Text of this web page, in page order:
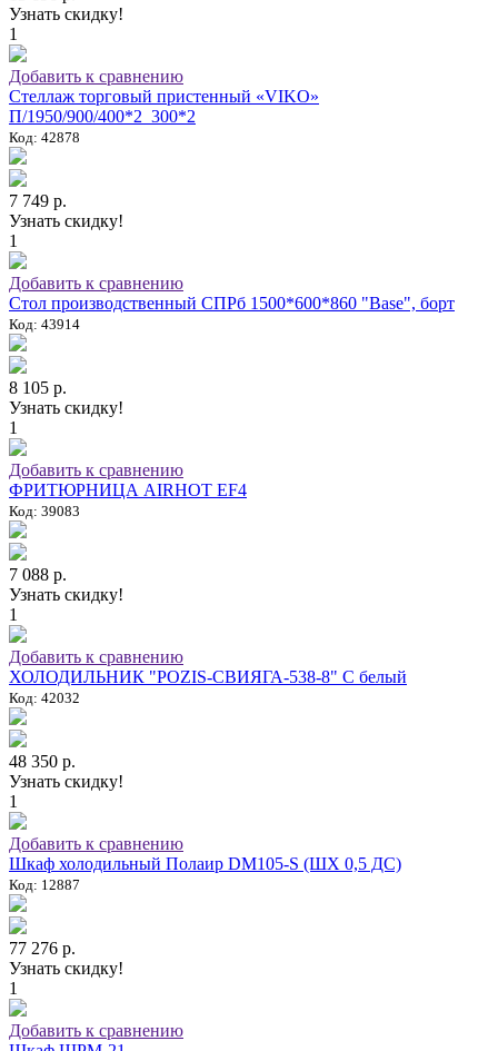
Узнать скидку!
1
Добавить к сравнению
Стеллаж торговый пристенный «VIKO»
П/1950/900/400*2_300*2
Код: 42878
7 749 р.
Узнать скидку!
1
Добавить к сравнению
Стол производственный СПРб 1500*600*860 "Base", борт
Код: 43914
8 105 р.
Узнать скидку!
1
Добавить к сравнению
ФРИТЮРНИЦА AIRHOT EF4
Код: 39083
7 088 р.
Узнать скидку!
1
Добавить к сравнению
ХОЛОДИЛЬНИК "POZIS-СВИЯГА-538-8" C белый
Код: 42032
48 350 р.
Узнать скидку!
1
Добавить к сравнению
Шкаф холодильный Полаир DM105-S (ШХ 0,5 ДС)
Код: 12887
77 276 р.
Узнать скидку!
1
Добавить к сравнению